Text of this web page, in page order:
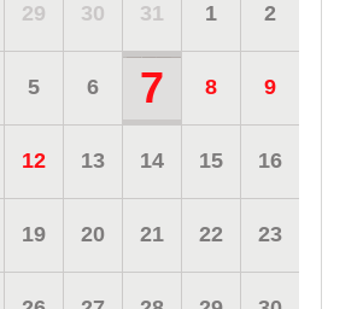
29 30 31 1 2
5 6 7 8 9
12 13 14 15 16
19 20 21 22 23